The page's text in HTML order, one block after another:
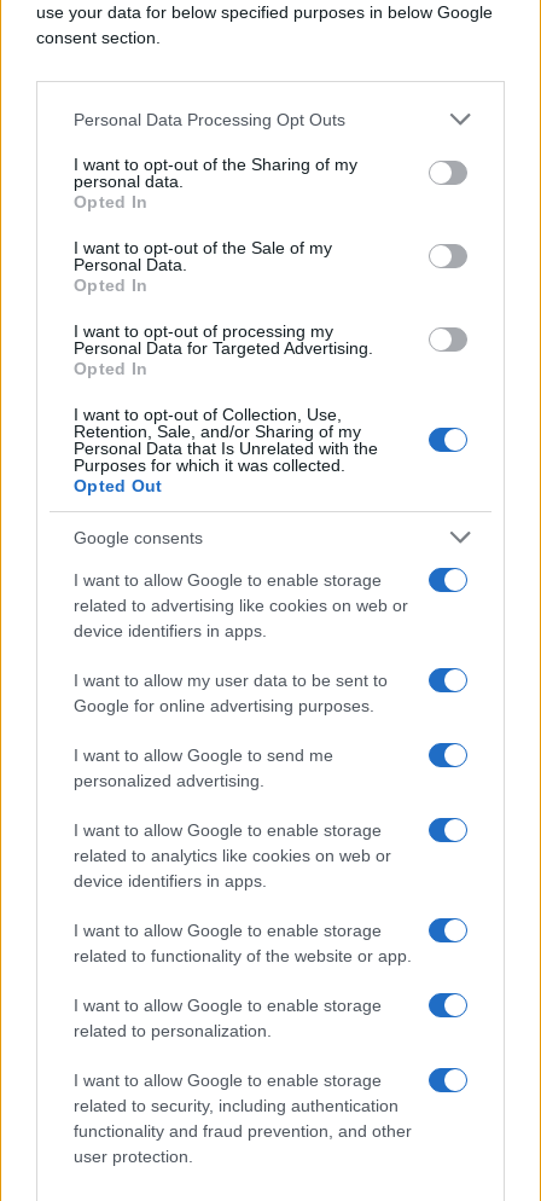
use your data for below specified purposes in below Google
consent section.
Personal Data Processing Opt Outs
I want to opt-out of the Sharing of my
personal data.
Opted In
I want to opt-out of the Sale of my
Personal Data.
Opted In
I want to opt-out of processing my
Personal Data for Targeted Advertising.
Opted In
I want to opt-out of Collection, Use,
Retention, Sale, and/or Sharing of my
Personal Data that Is Unrelated with the
Purposes for which it was collected.
Opted Out
Google consents
I want to allow Google to enable storage
related to advertising like cookies on web or
device identifiers in apps.
I want to allow my user data to be sent to
Google for online advertising purposes.
I want to allow Google to send me
personalized advertising.
I want to allow Google to enable storage
related to analytics like cookies on web or
device identifiers in apps.
I want to allow Google to enable storage
related to functionality of the website or app.
I want to allow Google to enable storage
related to personalization.
I want to allow Google to enable storage
related to security, including authentication
functionality and fraud prevention, and other
user protection.
BOSNA I HERCEGOVINA
22.06.17. 16:09
Izabran novi predsjednik Skupštine opštine
Saznaj više
13.04.17. 11:36
Srednjoškolci u posjeti Skupštini Zeničko-
dobojskog kantona